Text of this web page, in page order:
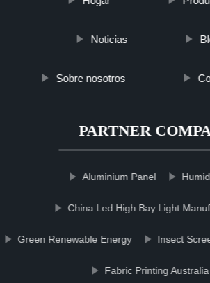
Noticias
Sobre nosotros
PARTNER
Aluminium Panel
China Led High Bay Light
Green Renewable Energy Insect
Fabric Printing Australia